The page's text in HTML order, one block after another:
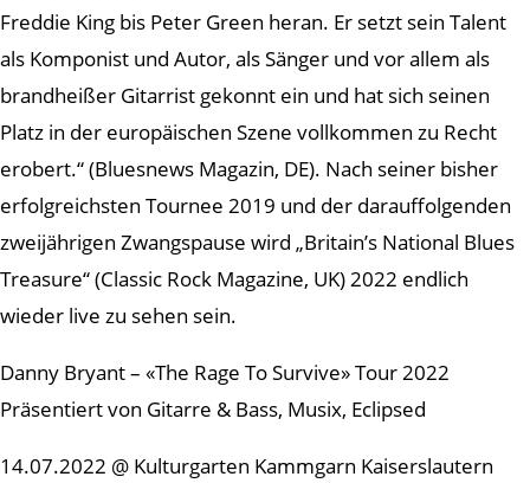
Freddie King bis Peter Green heran. Er setzt sein Talent
als Komponist und Autor, als Sänger und vor allem als
brandheißer Gitarrist gekonnt ein und hat sich seinen
Platz in der europäischen Szene vollkommen zu Recht
erobert.“ (Bluesnews Magazin, DE). Nach seiner bisher
erfolgreichsten Tournee 2019 und der darauffolgenden
zweijährigen Zwangspause wird „Britain’s National Blues
Treasure“ (Classic Rock Magazine, UK) 2022 endlich
wieder live zu sehen sein.
Danny Bryant – «The Rage To Survive» Tour 2022
Präsentiert von Gitarre & Bass, Musix, Eclipsed
14.07.2022 @ Kulturgarten Kammgarn Kaiserslautern